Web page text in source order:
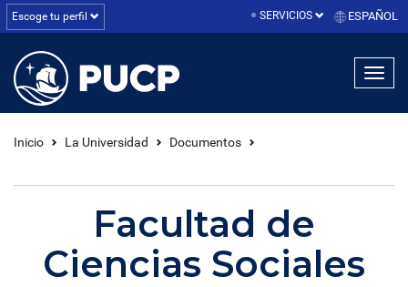
Escoge tu perfil SERVICIOS ESPAÑOL
Inicio La Universidad Documentos
Facultad de
Ciencias Sociales